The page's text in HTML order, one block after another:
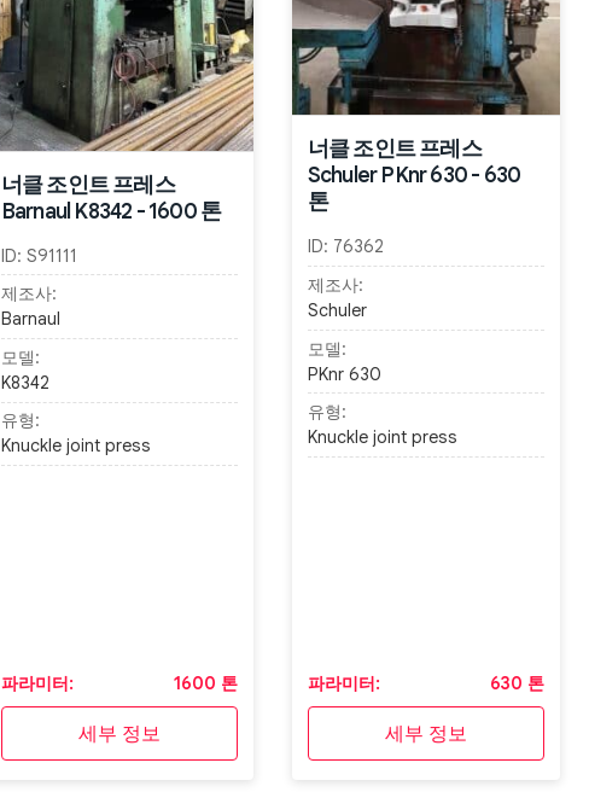
너클 조인트 프레스
Barnaul K8342 - 1600 톤
ID: S91111
제조사:
Barnaul
모델:
K8342
유형:
Knuckle joint press
파라미터: 1600 톤
세부 정보
너클 조인트 프레스
Schuler PKnr 630 - 630
톤
ID: 76362
제조사:
Schuler
모델:
PKnr 630
유형:
Knuckle joint press
파라미터: 630 톤
세부 정보